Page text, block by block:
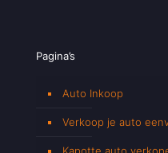
Pagina’s
Auto Inkoop
Verkoop je auto
Kapotte auto